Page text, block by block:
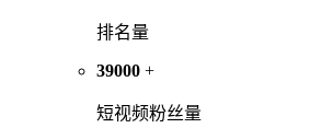
排名量
39000 +
短视频粉丝量